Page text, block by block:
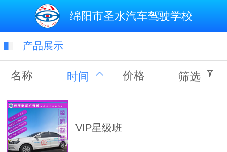
绵阳市圣水汽车驾驶学校
产品展示
名称 时间 价格 筛选
VIP星级班